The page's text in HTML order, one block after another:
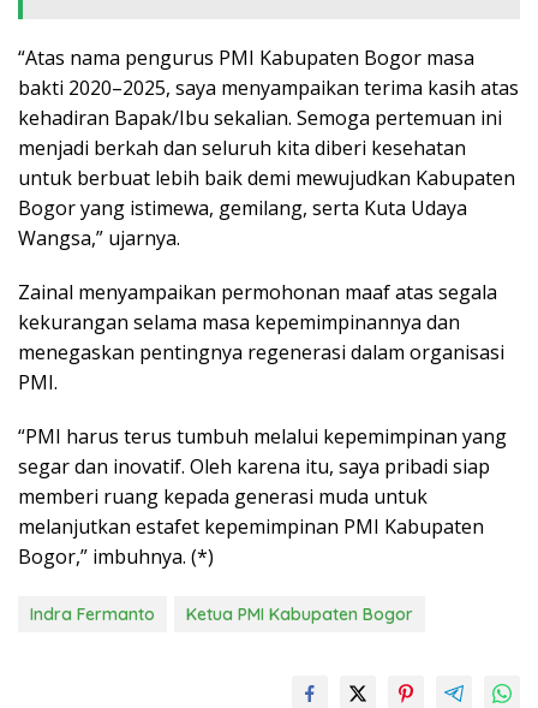
“Atas nama pengurus PMI Kabupaten Bogor masa
bakti 2020–2025, saya menyampaikan terima kasih atas
kehadiran Bapak/Ibu sekalian. Semoga pertemuan ini
menjadi berkah dan seluruh kita diberi kesehatan
untuk berbuat lebih baik demi mewujudkan Kabupaten
Bogor yang istimewa, gemilang, serta Kuta Udaya
Wangsa,” ujarnya.
Zainal menyampaikan permohonan maaf atas segala
kekurangan selama masa kepemimpinannya dan
menegaskan pentingnya regenerasi dalam organisasi
PMI.
“PMI harus terus tumbuh melalui kepemimpinan yang
segar dan inovatif. Oleh karena itu, saya pribadi siap
memberi ruang kepada generasi muda untuk
melanjutkan estafet kepemimpinan PMI Kabupaten
Bogor,” imbuhnya. (*)
Indra Fermanto Ketua PMI Kabupaten Bogor